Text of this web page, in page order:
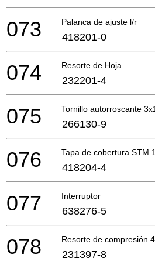
Palanca de ajuste l/r
073 418201-0
Resorte de Hoja
074 232201-4
Tornillo autorroscante
075 266130-9
Tapa de cobertura STM
076 418204-4
Interruptor
077 638276-5
Resorte de compresión 4
078 231397-8